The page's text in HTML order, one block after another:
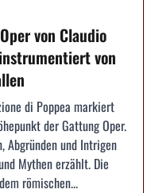
von Claudio
von
di Poppea markiert
der Gattung Oper.
Abgründen und Intrigen
Mythen erzählt. Die
römischen...